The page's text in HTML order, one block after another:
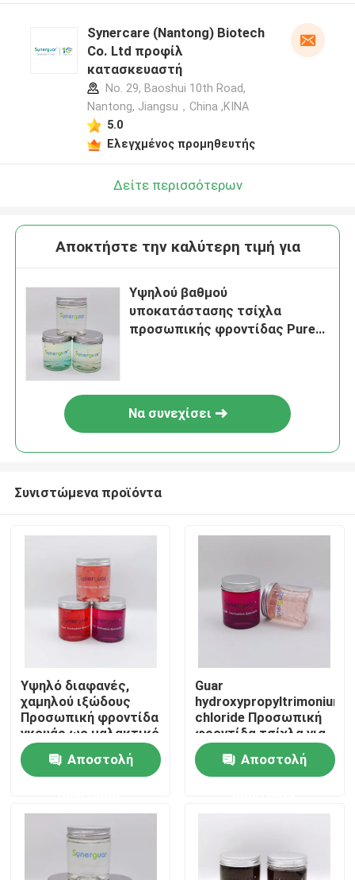
Σπίτι
Προϊόντα
Βίντεο
Synercare (Nantong) Biotech
Co. Ltd προφίλ
κατασκευαστή
No. 29, Baoshui 10th Road,
Nantong, Jiangsu，China ,ΚΙΝΑ
5.0
Ελεγχμένος προμηθευτής
Δείτε περισσότερων
Αποκτήστε την καλύτερη τιμή για
Υψηλού βαθμού
υποκατάστασης τσίχλα
προσωπικής φροντίδας Pure
Να συνεχίσει
Συνιστώμενα προϊόντα
Υψηλό διαφανές,
χαμηλού ιξώδους
Προσωπική φροντίδα
γκουάρ ως μαλακτικό
Αποστολή
Guar
hydroxypropyltrimonium
chloride Προσωπική
φροντίδα τσίχλα για
αφρόλουτρο
Αποστολή